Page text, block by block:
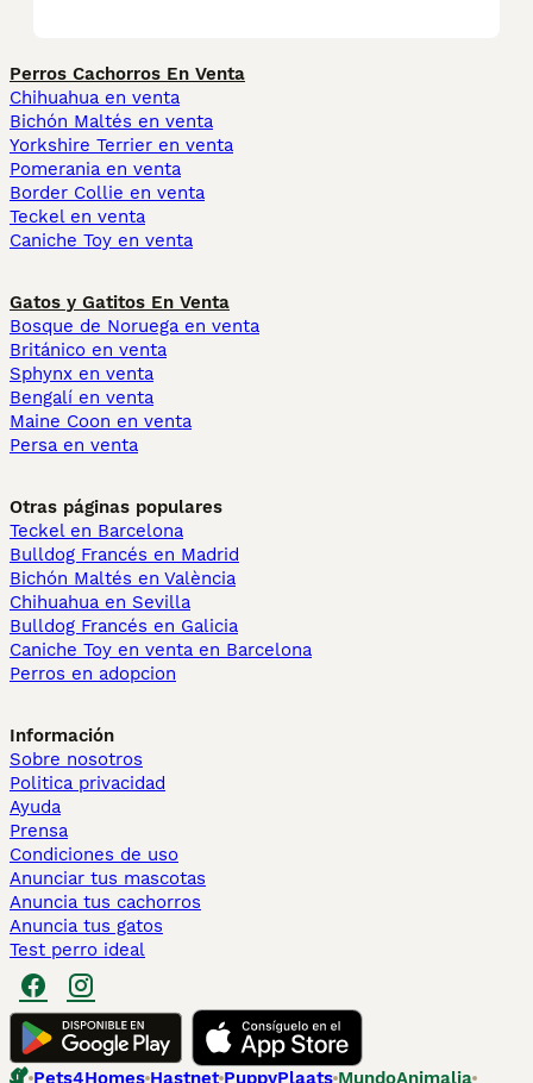
Perros Cachorros En Venta
Chihuahua en venta
Bichón Maltés en venta
Yorkshire Terrier en venta
Pomerania en venta
Border Collie en venta
Teckel en venta
Caniche Toy en venta
Gatos y Gatitos En Venta
Bosque de Noruega en venta
Británico en venta
Sphynx en venta
Bengalí en venta
Maine Coon en venta
Persa en venta
Otras páginas populares
Teckel en Barcelona
Bulldog Francés en Madrid
Bichón Maltés en València
Chihuahua en Sevilla
Bulldog Francés en Galicia
Caniche Toy en venta en Barcelona
Perros en adopcion
Información
Sobre nosotros
Politica privacidad
Ayuda
Prensa
Condiciones de uso
Anunciar tus mascotas
Anuncia tus cachorros
Anuncia tus gatos
Test perro ideal